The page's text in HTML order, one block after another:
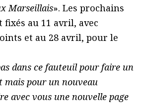
Marseillais». Les prochains
au 11 avril, avec
et au 28 avril, pour le
dans ce fauteuil pour faire un
mais pour un nouveau
avec vous une nouvelle page